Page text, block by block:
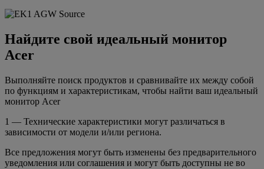
Найдите свой идеальный монитор
Acer
Выполняйте поиск продуктов и сравнивайте их между собой
по функциям и характеристикам, чтобы найти ваш идеальный
монитор Acer
1 — Технические характеристики могут различаться в
зависимости от модели и/или региона.
Все предложения могут быть изменены без предварительного
уведомления или соглашения и могут быть доступны не во